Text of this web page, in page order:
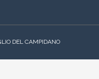
DEL CAMPIDANO